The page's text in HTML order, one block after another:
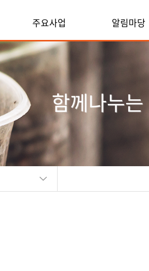
주요사업 알림마당
함께나누는